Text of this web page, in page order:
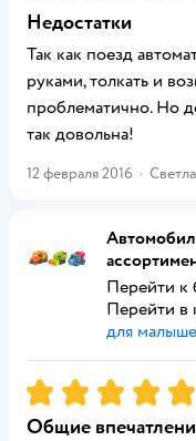
Недостатки
Так как поезд
руками, толкать и
проблематично. Но
так довольна!
12 февраля 2016 ·
Перейти к
Перейти в
для
Рейтинг:5
Общие